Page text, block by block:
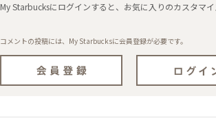
My Starbucksにログインすると、お気に入りのカスタマ
コメントの投稿には、My Starbucksに会員登録が必要です。